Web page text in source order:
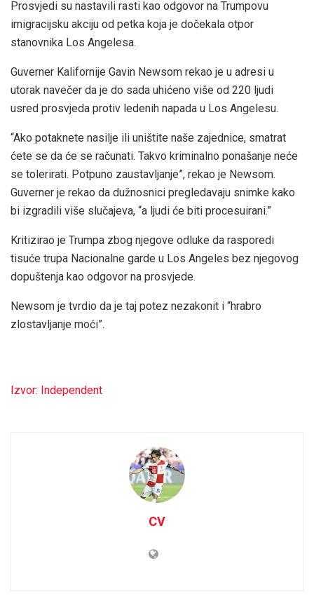
Prosvjedi su nastavili rasti kao odgovor na Trumpovu
imigracijsku akciju od petka koja je dočekala otpor
stanovnika Los Angelesa.
Guverner Kalifornije Gavin Newsom rekao je u adresi u
utorak navečer da je do sada uhićeno više od 220 ljudi
usred prosvjeda protiv ledenih napada u Los Angelesu.
“Ako potaknete nasilje ili uništite naše zajednice, smatrat
ćete se da će se računati. Takvo kriminalno ponašanje neće
se tolerirati. Potpuno zaustavljanje”, rekao je Newsom.
Guverner je rekao da dužnosnici pregledavaju snimke kako
bi izgradili više slučajeva, “a ljudi će biti procesuirani.”
Kritizirao je Trumpa zbog njegove odluke da rasporedi
tisuće trupa Nacionalne garde u Los Angeles bez njegovog
dopuštenja kao odgovor na prosvjede.
Newsom je tvrdio da je taj potez nezakonit i “hrabro
zlostavljanje moći”.
Izvor: Independent
CV